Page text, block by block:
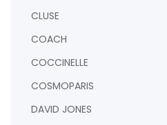
CLUSE
COACH
COCCINELLE
COSMOPARIS
DAVID JONES